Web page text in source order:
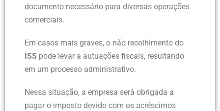
documento necessário para diversas operações
comerciais.
Em casos mais graves, o não recolhimento do
ISS pode levar a autuações fiscais, resultando
em um processo administrativo.
Nessa situação, a empresa será obrigada a
pagar o imposto devido com os acréscimos